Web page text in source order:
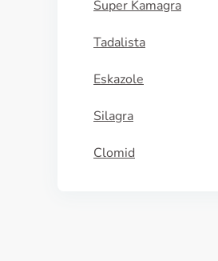
Super Kamagra
Tadalista
Eskazole
Silagra
Clomid